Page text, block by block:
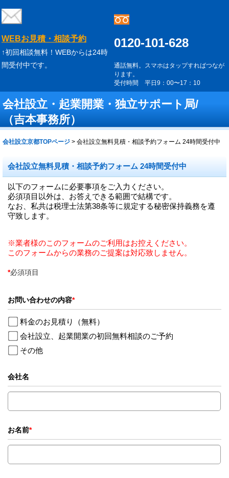
WEBお見積・相談予約
↑初回相談無料！WEBからは24時
間受付中です。
0120-101-628
通話無料。スマホはタップすればつなが
ります。
受付時間 平日9：00〜17：10
会社設立・起業開業・独立サポート局/
（吉本事務所）
会社設立京都TOPページ > 会社設立無料見積・相談予約フォーム 24時間受付中
会社設立無料見積・相談予約フォーム 24時間受付中
以下のフォームに必要事項をご入力ください。
必須項目以外は、お答えできる範囲で結構です。
なお、私共は税理士法第38条等に規定する秘密保持義務を遵
守致します。
※業者様のこのフォームのご利用はお控えください。
このフォームからの業務のご提案は対応致しません。
*必須項目
お問い合わせの内容*
料金のお見積り（無料）
会社設立、起業開業の初回無料相談のご予約
その他
会社名
お名前*